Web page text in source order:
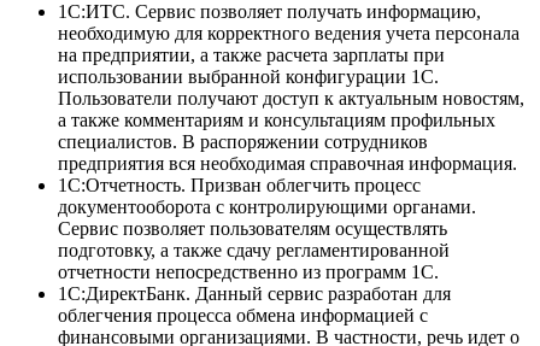
1С:ИТС. Сервис позволяет получать информацию,
необходимую для корректного ведения учета персонала
на предприятии, а также расчета зарплаты при
использовании выбранной конфигурации 1С.
Пользователи получают доступ к актуальным новостям,
а также комментариям и консультациям профильных
специалистов. В распоряжении сотрудников
предприятия вся необходимая справочная информация.
1С:Отчетность. Призван облегчить процесс
документооборота с контролирующими органами.
Сервис позволяет пользователям осуществлять
подготовку, а также сдачу регламентированной
отчетности непосредственно из программ 1С.
1С:ДиректБанк. Данный сервис разработан для
облегчения процесса обмена информацией с
финансовыми организациями. В частности, речь идет о